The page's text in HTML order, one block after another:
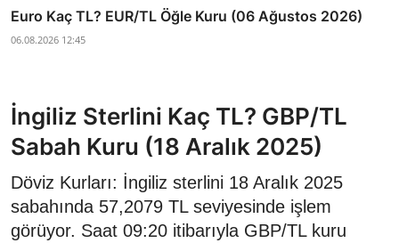
Euro Kaç TL? EUR/TL Öğle Kuru (06 Ağustos 2026)
06.08.2026 12:45
İngiliz Sterlini Kaç TL? GBP/TL
Sabah Kuru (18 Aralık 2025)
Döviz Kurları: İngiliz sterlini 18 Aralık 2025
sabahında 57,2079 TL seviyesinde işlem
görüyor. Saat 09:20 itibarıyla GBP/TL kuru